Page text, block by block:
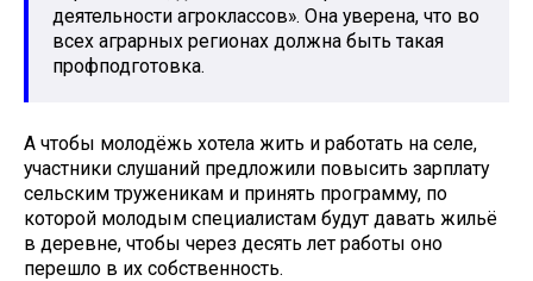
деятельности агроклассов». Она уверена, что во
всех аграрных регионах должна быть такая
профподготовка.
А чтобы молодёжь хотела жить и работать на селе,
участники слушаний предложили повысить зарплату
сельским труженикам и принять программу, по
которой молодым специалистам будут давать жильё
в деревне, чтобы через десять лет работы оно
перешло в их собственность.